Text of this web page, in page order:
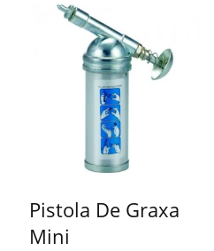
Pistola De Graxa
Mini